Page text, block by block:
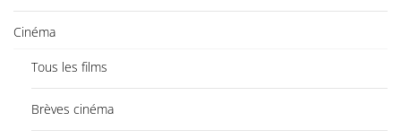
Cinéma
Tous les films
Brèves cinéma